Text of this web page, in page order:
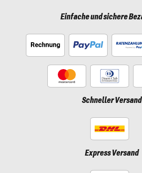
Einfache und sichere
Schneller Versand
Express Versand